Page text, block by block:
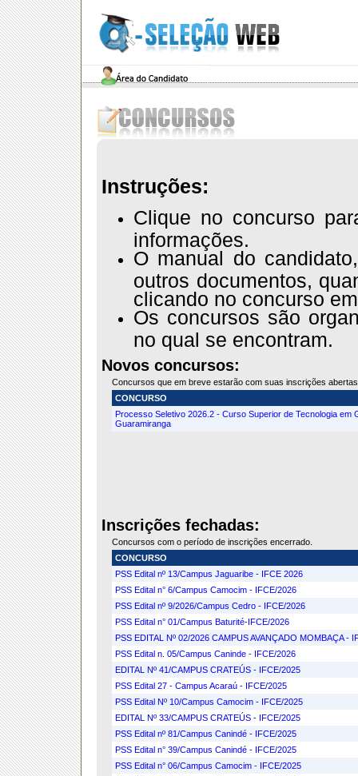
Instruções:
Clique no concurso
informações.
O manual do
outros documentos,
clicando no concurso
Os concursos são
no qual se encontram.
Novos concursos:
Concursos que em breve estarão com suas inscrições
CONCURSO
Processo Seletivo 2026.2 - Curso Superior de Tecnologia em
Guaramiranga
Inscrições fechadas:
Concursos com o período de inscrições encerrado.
CONCURSO
PSS Edital nº 13/Campus Jaguaribe - IFCE 2026
PSS Edital n° 6/Campus Camocim - IFCE/2026
PSS Edital nº 9/2026/Campus Cedro - IFCE/2026
PSS Edital n° 01/Campus Baturité-IFCE/2026
PSS EDITAL Nº 02/2026 CAMPUS AVANÇADO MOMBAÇA -
PSS Edital n. 05/Campus Caninde - IFCE/2026
EDITAL Nº 41/CAMPUS CRATEÚS - IFCE/2025
PSS Edital 27 - Campus Acaraú - IFCE/2025
PSS Edital Nº 10/Campus Camocim - IFCE/2025
EDITAL Nº 33/CAMPUS CRATEÚS - IFCE/2025
PSS Edital nº 81/Campus Canindé - IFCE/2025
PSS Edital n° 39/Campus Canindé - IFCE/2025
PSS Edital n° 06/Campus Camocim - IFCE/2025